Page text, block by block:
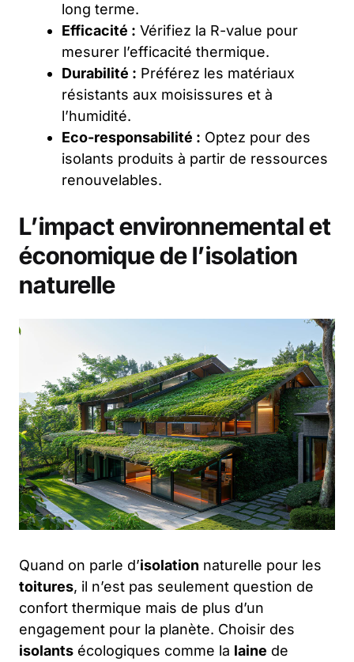
long terme.
Efficacité : Vérifiez la R-value pour
mesurer l’efficacité thermique.
Durabilité : Préférez les matériaux
résistants aux moisissures et à
l’humidité.
Eco-responsabilité : Optez pour des
isolants produits à partir de ressources
renouvelables.
L’impact environnemental et
économique de l’isolation
naturelle
Quand on parle d’isolation naturelle pour les
toitures, il n’est pas seulement question de
confort thermique mais de plus d’un
engagement pour la planète. Choisir des
isolants écologiques comme la laine de